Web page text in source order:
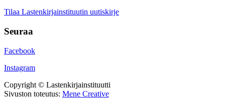
Tilaa Lastenkirjainstituutin uutiskirje
Seuraa
Facebook
Instagram
Copyright © Lastenkirjainstituutti
Sivuston toteutus: Mene Creative